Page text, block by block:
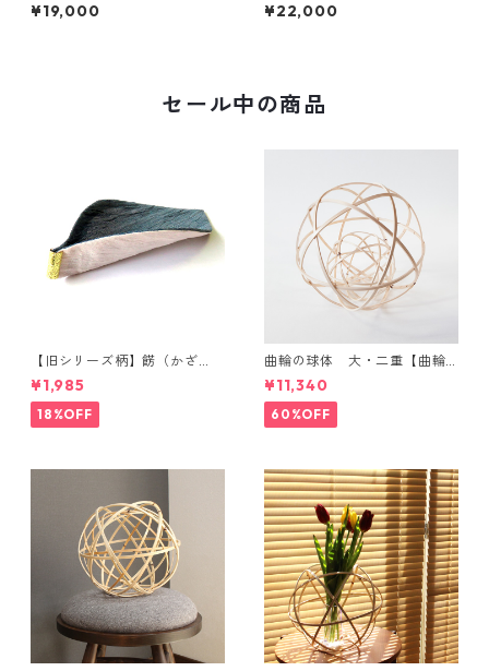
¥19,000
r）
¥22,000
セール中の商品
【旧シリーズ柄】餝（かざ
り）金具付き 小千谷縮コース
ター（単品）
¥1,985
18%OFF
曲輪の球体 大・二重【曲輪
の弁当箱 発売記念・限定特別
価格】
¥11,340
60%OFF